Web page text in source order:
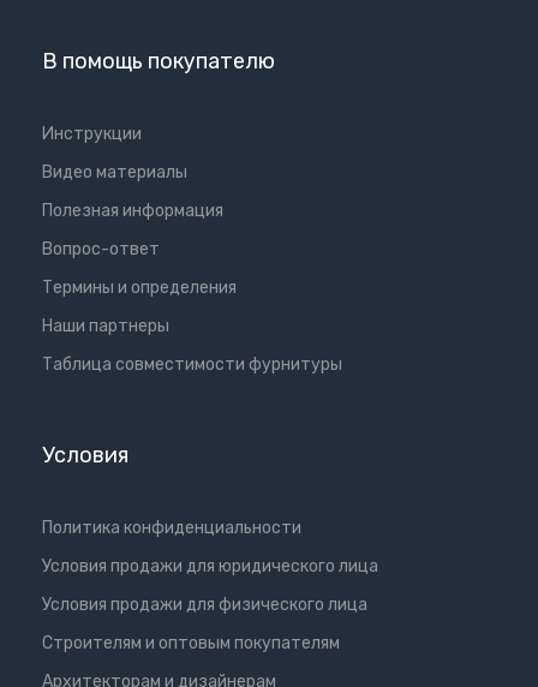
В помощь покупателю
Инструкции
Видео материалы
Полезная информация
Вопрос-ответ
Термины и определения
Наши партнеры
Таблица совместимости фурнитуры
Условия
Политика конфиденциальности
Условия продажи для юридического лица
Условия продажи для физического лица
Cтроителям и оптовым покупателям
Aрхитекторам и дизайнерам